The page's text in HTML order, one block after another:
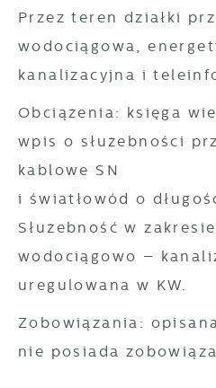
Przez teren działki
wodociągowa,
kanalizacyjna i
Obciążenia: księga
wpis o służebności
kablowe SN
i światłowód o
Służebność w
wodociągowo –
uregulowana w KW.
Zobowiązania:
nie posiada